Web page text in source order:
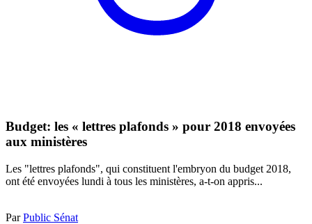
Budget: les « lettres plafonds » pour 2018 envoyées
aux ministères
Les "lettres plafonds", qui constituent l'embryon du budget 2018,
ont été envoyées lundi à tous les ministères, a-t-on appris...
ParPublic Sénat